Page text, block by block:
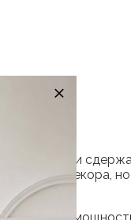
и
лишнего декора,